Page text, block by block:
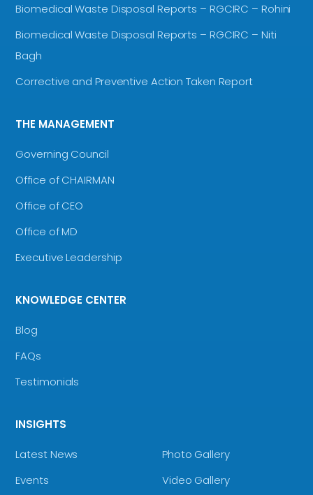
Biomedical Waste Disposal Reports – RGCIRC – Rohini
Biomedical Waste Disposal Reports – RGCIRC – Niti
Bagh
Corrective and Preventive Action Taken Report
THE MANAGEMENT
Governing Council
Office of CHAIRMAN
Office of CEO
Office of MD
Executive Leadership
KNOWLEDGE CENTER
Blog
FAQs
Testimonials
INSIGHTS
Latest News
Events
Photo Gallery
Video Gallery